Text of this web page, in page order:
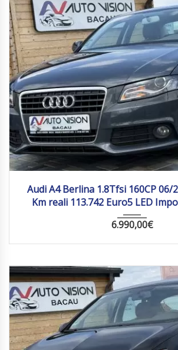
Audi A4 Berlina 1.8Tfsi 160CP 06/
Km reali 113.742 Euro5 LED
6.990,00€